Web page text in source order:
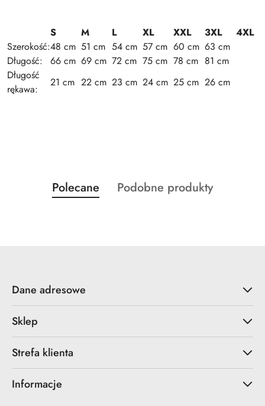
S M L XL XXL 3XL
4XL
Szerokość:48 cm 51 cm 54 cm 57 cm 60 cm 63 cm
Długość:
66 cm 69 cm 72 cm 75 cm 78 cm 81 cm
Długość
rękawa:
21 cm 22 cm 23 cm 24 cm 25 cm 26 cm
Pomiń karuzelę produktów
Produkty
o
Polecane
Produkty
Podobne produkty
Dane adresowe
Sklep
Strefa klienta
Informacje